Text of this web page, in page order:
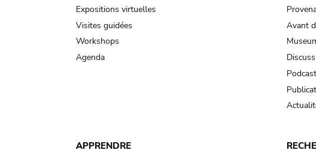
Expositions virtuelles
Visites guidées
Workshops
Agenda
Avant
APPRENDRE